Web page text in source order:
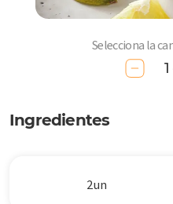
Selecciona la
Ingredientes
2 un